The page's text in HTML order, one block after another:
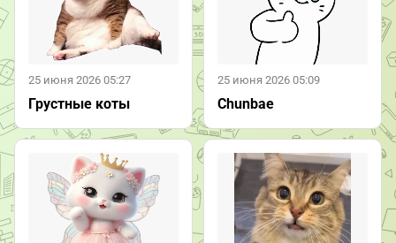
25 июня 2026 05:27
Грустные коты
25 июня 2026 05:09
Chunbae